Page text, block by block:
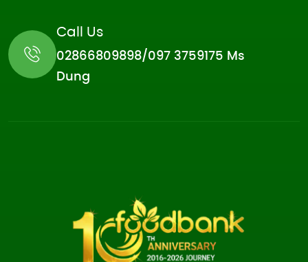
Call Us
02866809898/097 3759175 Ms
Dung